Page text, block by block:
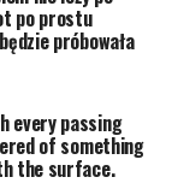
po prostu
próbowała
every passing
of something
the surface.